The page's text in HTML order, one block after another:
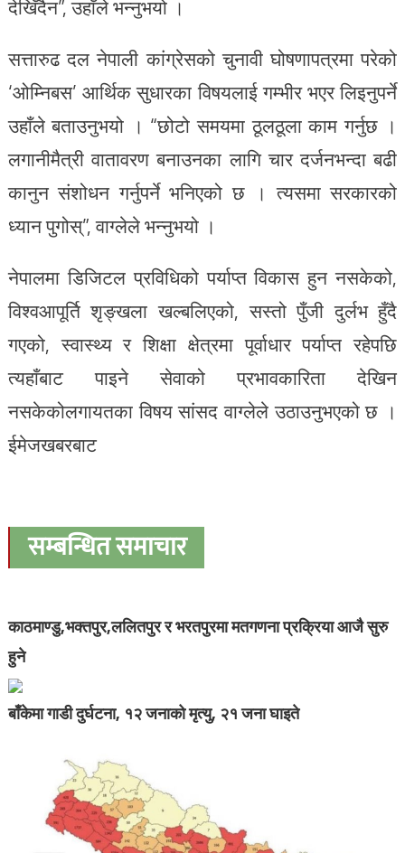
देखिँदैन”, उहाँले भन्नुभयो ।
सत्तारुढ दल नेपाली कांग्रेसको चुनावी घोषणापत्रमा परेको
‘ओम्निबस’ आर्थिक सुधारका विषयलाई गम्भीर भएर लिइनुपर्ने
उहाँले बताउनुभयो । “छोटो समयमा ठूलठूला काम गर्नुछ ।
लगानीमैत्री वातावरण बनाउनका लागि चार दर्जनभन्दा बढी
कानुन संशोधन गर्नुपर्ने भनिएको छ । त्यसमा सरकारको
ध्यान पुगोस्”, वाग्लेले भन्नुभयो ।
नेपालमा डिजिटल प्रविधिको पर्याप्त विकास हुन नसकेको,
विश्वआपूर्ति शृङ्खला खल्बलिएको, सस्तो पुँजी दुर्लभ हुँदै
गएको, स्वास्थ्य र शिक्षा क्षेत्रमा पूर्वाधार पर्याप्त रहेपछि
त्यहाँबाट पाइने सेवाको प्रभावकारिता देखिन
नसकेकोलगायतका विषय सांसद वाग्लेले उठाउनुभएको छ ।
ईमेजखबरबाट
सम्बन्धित समाचार
काठमाण्डु,भक्तपुर,ललितपुर र भरतपुरमा मतगणना प्रक्रिया आजै सुरु
हुने
बाँकेमा गाडी दुर्घटना, १२ जनाको मृत्यु, २१ जना घाइते